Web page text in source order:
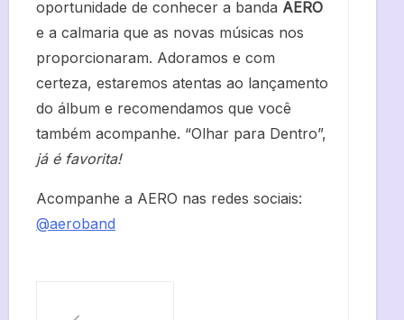
oportunidade de conhecer a banda AERO
e a calmaria que as novas músicas nos
proporcionaram. Adoramos e com
certeza, estaremos atentas ao lançamento
do álbum e recomendamos que você
também acompanhe. “Olhar para Dentro”,
já é favorita!
Acompanhe a AERO nas redes sociais:
@aeroband